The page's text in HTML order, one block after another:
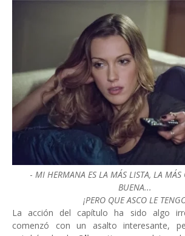
- MI HERMANA ES LA MÁS LISTA, LA MÁS
BUENA...
¡PERO QUE ASCO LE
La acción del capítulo ha sido algo
comenzó con un asalto interesante,